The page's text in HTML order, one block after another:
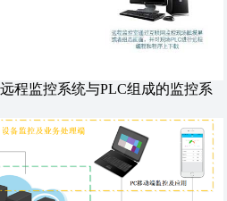
程监控系统与PLC组成的监控系